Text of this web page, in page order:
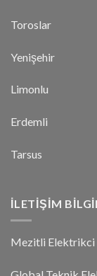
Toroslar
Yenişehir
Limonlu
Erdemli
Tarsus
İLETIŞIM
Mezitli Elektrikci